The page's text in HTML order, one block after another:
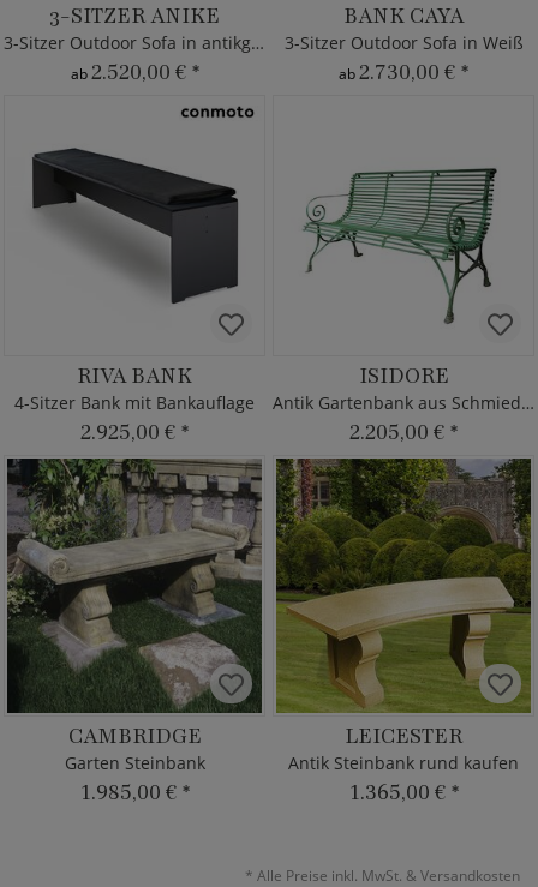
3-SITZER ANIKE
3-Sitzer Outdoor Sofa in antikgrau
ab2.520,00 € *
BANK CAYA
3-Sitzer Outdoor Sofa in Weiß
ab2.730,00 € *
RIVA BANK
4-Sitzer Bank mit Bankauflage
2.925,00 € *
ISIDORE
Antik Gartenbank aus Schmiedeeisen
2.205,00 € *
CAMBRIDGE
Garten Steinbank
1.985,00 € *
LEICESTER
Antik Steinbank rund kaufen
1.365,00 € *
* Alle Preise inkl. MwSt. & Versandkosten